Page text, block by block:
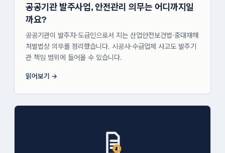
공공기관 발주사업, 안전관리 의무는 어디까지일
까요?
공공기관이 발주자·도급인으로서 지는 산업안전보건법·중대재해
처벌법상 의무를 정리했습니다. 시공사·수급업체 사고도 발주기
관 책임 범위에 들어올 수 있습니다.
읽어보기